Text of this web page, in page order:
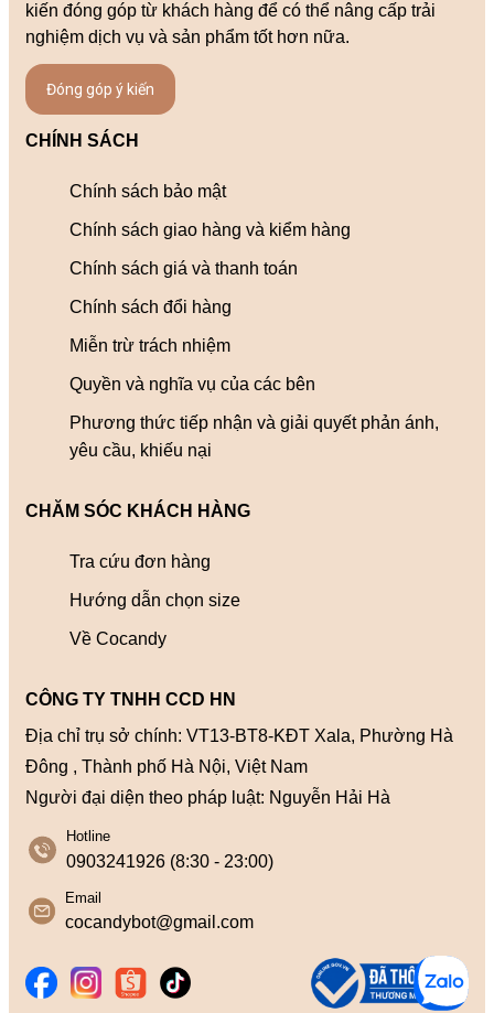
kiến đóng góp từ khách hàng để có thể nâng cấp trải
nghiệm dịch vụ và sản phẩm tốt hơn nữa.
Đóng góp ý kiến
CHÍNH SÁCH
Chính sách bảo mật
Chính sách giao hàng và kiểm hàng
Chính sách giá và thanh toán
Chính sách đổi hàng
Miễn trừ trách nhiệm
Quyền và nghĩa vụ của các bên
Phương thức tiếp nhận và giải quyết phản ánh,
yêu cầu, khiếu nại
Hotline
0903241926 (8:30 - 23:00)
CÔNG TY TNHH CCD HN
Địa chỉ trụ sở chính: VT13-BT8-KĐT Xala, Phường Hà
Đông , Thành phố Hà Nội, Việt Nam
Người đại diện theo pháp luật: Nguyễn Hải Hà
Email
cocandybot@gmail.com
CHĂM SÓC KHÁCH HÀNG
Tra cứu đơn hàng
Hướng dẫn chọn size
Về Cocandy